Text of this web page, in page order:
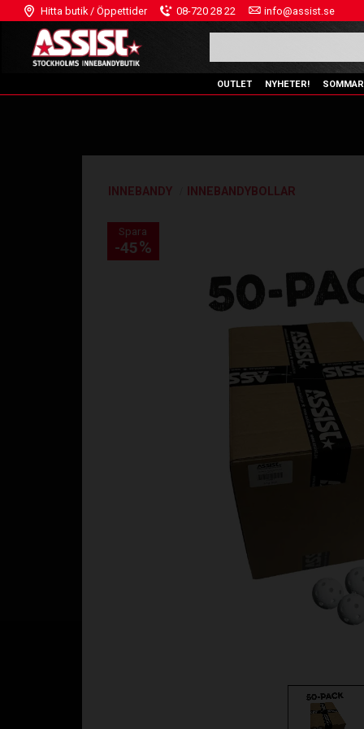
Hitta butik / Öppettider 08-720 28 22 info@assist.se
OUTLET NYHETER!
INNEBANDY INNEBANDYBOLLAR
Spara
45%